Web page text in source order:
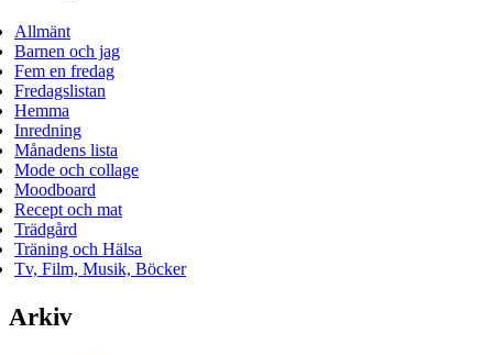
Allmänt
Barnen och jag
Fem en fredag
Fredagslistan
Hemma
Inredning
Månadens lista
Mode och collage
Moodboard
Recept och mat
Trädgård
Träning och Hälsa
Tv, Film, Musik, Böcker
Arkiv